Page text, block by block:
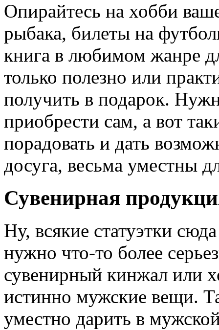
Опирайтесь на хобби
рыбака, билеты на
книга в любимом жанре
только полезно или
получить в подарок.
приобрести сам, а вот
порадовать и дать
досуга, весьма уместны
Сувенирная
Ну, всякие статуэтки
нужно что-то более
сувенирный кинжал или
истинно мужские вещи.
уместно дарить в